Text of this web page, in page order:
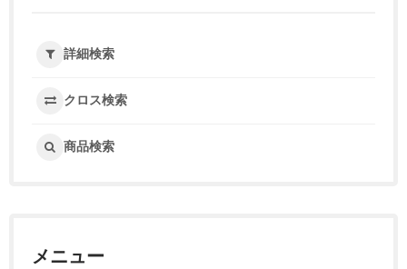
詳細検索
クロス検索
商品検索
メニュー